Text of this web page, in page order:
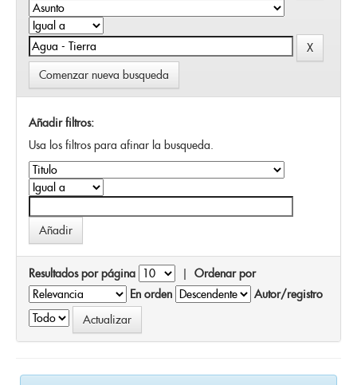
Comenzar nueva busqueda
Añadir filtros:
Usa los filtros para afinar la busqueda.
Resultados por página | Ordenar por
En orden
Autor/registro